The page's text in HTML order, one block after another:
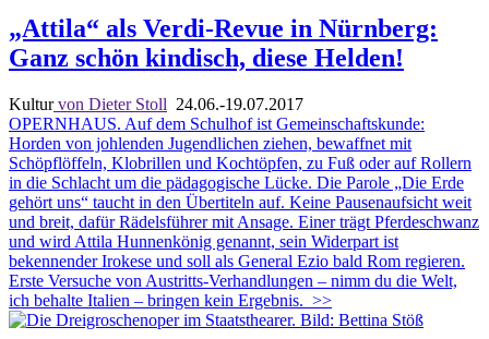
„Attila“ als Verdi-Revue in Nürnberg:
Ganz schön kindisch, diese Helden!
Kulturvon Dieter Stoll 24.06.-19.07.2017
OPERNHAUS. Auf dem Schulhof ist Gemeinschaftskunde:
Horden von johlenden Jugendlichen ziehen, bewaffnet mit
Schöpflöffeln, Klobrillen und Kochtöpfen, zu Fuß oder auf Rollern
in die Schlacht um die pädagogische Lücke. Die Parole „Die Erde
gehört uns“ taucht in den Übertiteln auf. Keine Pausenaufsicht weit
und breit, dafür Rädelsführer mit Ansage. Einer trägt Pferdeschwanz
und wird Attila Hunnenkönig genannt, sein Widerpart ist
bekennender Irokese und soll als General Ezio bald Rom regieren.
Erste Versuche von Austritts-Verhandlungen – nimm du die Welt,
ich behalte Italien – bringen kein Ergebnis. >>